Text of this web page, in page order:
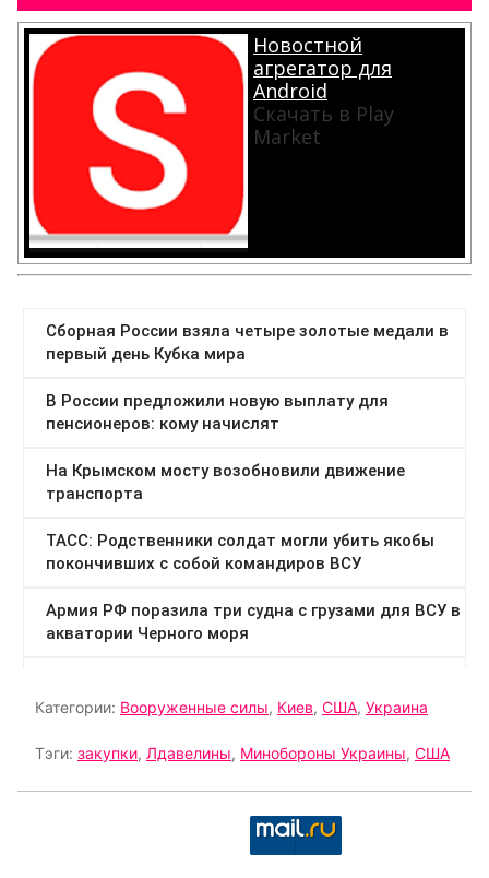
Новостной
агрегатор для
Android
Скачать в Play
Market
Категории: Вооруженные силы, Киев, США, Украина
Тэги: закупки, Лдавелины, Минобороны Украины, США